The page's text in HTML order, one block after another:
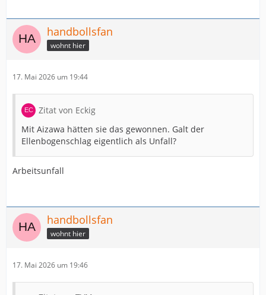
handbollsfan
wohnt hier
17. Mai 2026 um 19:44
Zitat von Eckig
Mit Aizawa hätten sie das gewonnen. Galt der
Ellenbogenschlag eigentlich als Unfall?
Arbeitsunfall
handbollsfan
wohnt hier
17. Mai 2026 um 19:46